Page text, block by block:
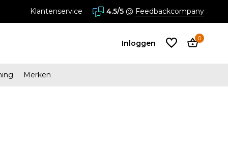
Klantenservice 4.5/5 @ Feedbackcompany
Inloggen
0
Merken